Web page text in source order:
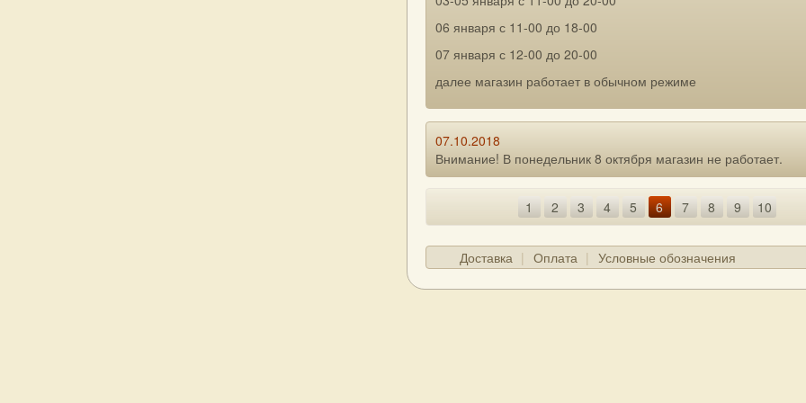
06 января с 11-00 до 18-00
07 января с 12-00 до 20-00
далее магазин работает в обычном режиме
07.10.2018
Внимание! В понедельник 8 октября магазин не работает.
1 2 3 4 5 6 7 8 9 10
Доставка Оплата Условные обозначения